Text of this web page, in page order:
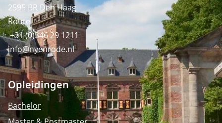
2595 BR Den Haag
Route
+31 (0)346 29 1211
info@nyenrode.nl
Opleidingen
Bachelor